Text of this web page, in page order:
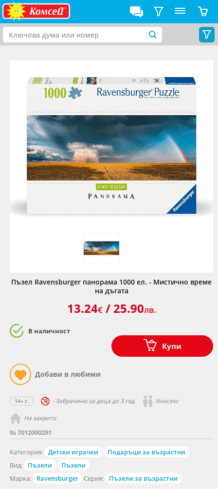
Пъзел Ravensburger панорама 1000 ел. - Мистично време
на дъгата
№ 7012000291
Категория: Детски играчки
Подаръци за възрастни
Вид:
Пъзели
Пъзели
Марка:
Ravensburger Серия: Пъзели за възрастни
14+ г. - Забранено за деца до 3 год. Унисекс
На закрито
13.24€/ 25.90лв.
В наличност
Купи